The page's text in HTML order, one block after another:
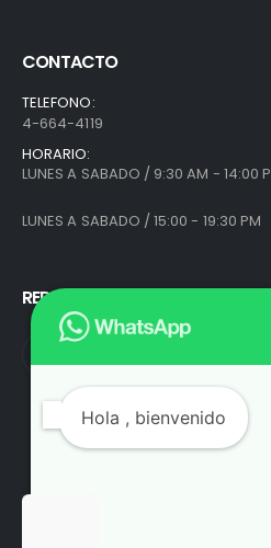
CONTACTO
TELEFONO:
4-664-4119
HORARIO:
LUNES A SABADO / 9:30 AM - 14:00
LUNES A SABADO / 15:00 - 19:30 PM
REDES SOCIALES
© Análogo Argentina. 2025.